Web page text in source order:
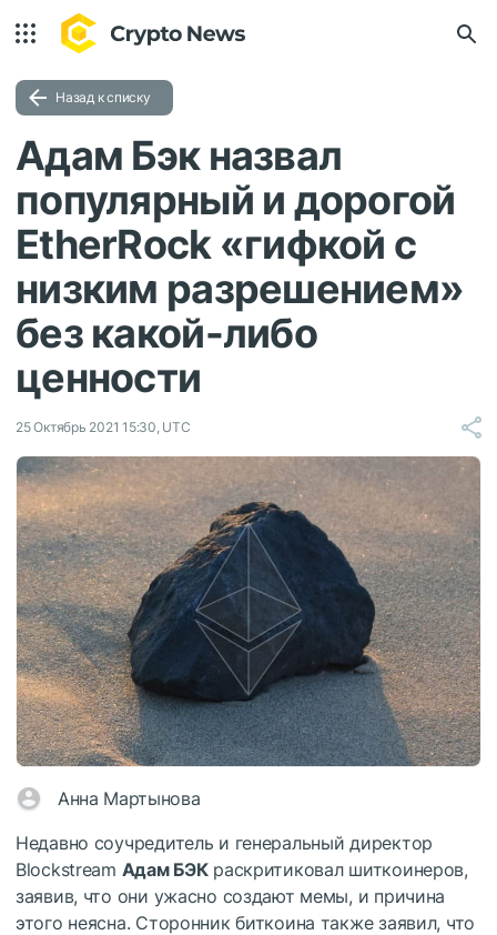
Назад к списку
Адам Бэк назвал
популярный и дорогой
EtherRock «гифкой с
низким разрешением»
без какой-либо
ценности
25 Октябрь 2021 15:30, UTC
Анна Мартынова
Недавно соучредитель и генеральный директор
Blockstream Адам БЭКраскритиковал шиткоинеров,
заявив, что они ужасно создают мемы, и причина
этого неясна. Сторонник биткоина также заявил, что